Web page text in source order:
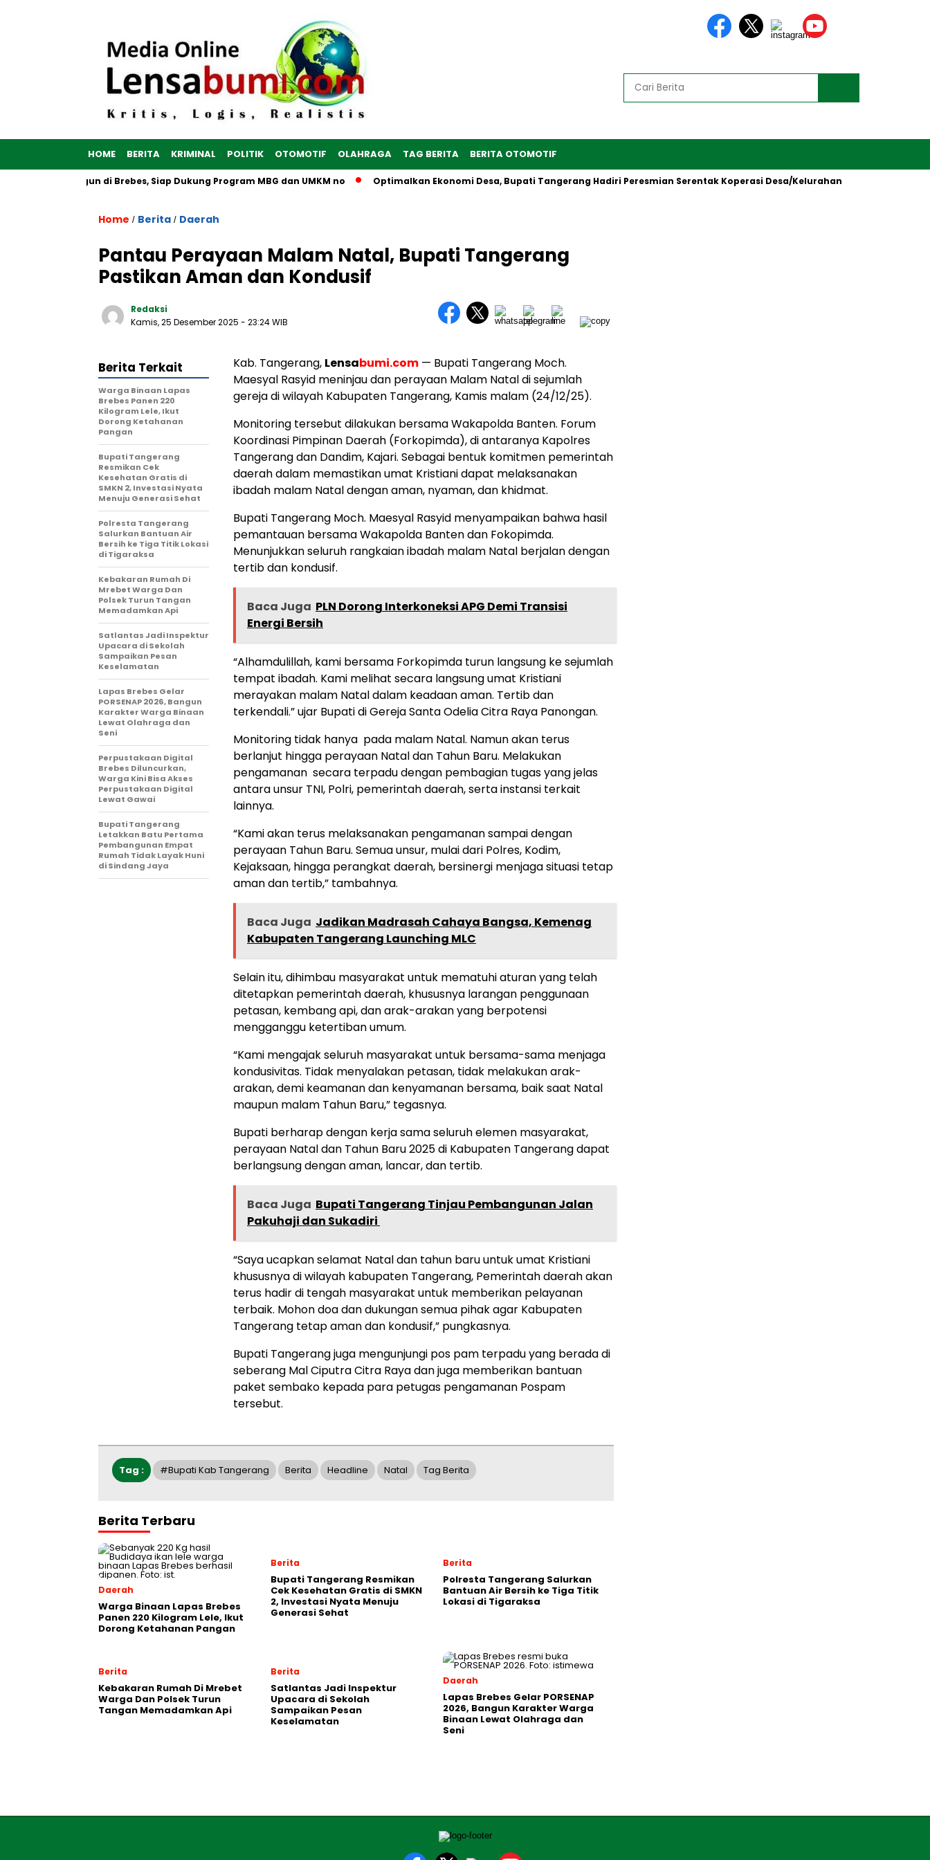
HOME BERITA KRIMINAL POLITIK OTOMOTIF OLAHRAGA TAG BERITA BERITA OTOMOTIF
Putih Dibangun di Brebes, Siap Dukung Program MBG dan UMKM no Optimalkan Ekonomi Desa, Bupati Tangerang Hadiri Peresmian Serentak Koperasi Desa/Kelurahan Merah Putih oleh
Home / Berita / Daerah
Pantau Perayaan Malam Natal, Bupati Tangerang
Pastikan Aman dan Kondusif
Redaksi
Kamis, 25 Desember 2025 - 23:24 WIB
Kab. Tangerang, Lensabumi.com — Bupati Tangerang Moch.
Maesyal Rasyid meninjau dan perayaan Malam Natal di sejumlah
gereja di wilayah Kabupaten Tangerang, Kamis malam (24/12/25).
Monitoring tersebut dilakukan bersama Wakapolda Banten. Forum
Koordinasi Pimpinan Daerah (Forkopimda), di antaranya Kapolres
Tangerang dan Dandim, Kajari. Sebagai bentuk komitmen pemerintah
daerah dalam memastikan umat Kristiani dapat melaksanakan
ibadah malam Natal dengan aman, nyaman, dan khidmat.
Bupati Tangerang Moch. Maesyal Rasyid menyampaikan bahwa hasil
pemantauan bersama Wakapolda Banten dan Fokopimda.
Menunjukkan seluruh rangkaian ibadah malam Natal berjalan dengan
tertib dan kondusif.
Baca Juga PLN Dorong Interkoneksi APG Demi Transisi
Energi Bersih
“Alhamdulillah, kami bersama Forkopimda turun langsung ke sejumlah
tempat ibadah. Kami melihat secara langsung umat Kristiani
merayakan malam Natal dalam keadaan aman. Tertib dan
terkendali.” ujar Bupati di Gereja Santa Odelia Citra Raya Panongan.
Monitoring tidak hanya pada malam Natal. Namun akan terus
berlanjut hingga perayaan Natal dan Tahun Baru. Melakukan
pengamanan secara terpadu dengan pembagian tugas yang jelas
antara unsur TNI, Polri, pemerintah daerah, serta instansi terkait
lainnya.
“Kami akan terus melaksanakan pengamanan sampai dengan
perayaan Tahun Baru. Semua unsur, mulai dari Polres, Kodim,
Kejaksaan, hingga perangkat daerah, bersinergi menjaga situasi tetap
aman dan tertib,” tambahnya.
Baca Juga Jadikan Madrasah Cahaya Bangsa, Kemenag
Kabupaten Tangerang Launching MLC
Selain itu, dihimbau masyarakat untuk mematuhi aturan yang telah
ditetapkan pemerintah daerah, khususnya larangan penggunaan
petasan, kembang api, dan arak-arakan yang berpotensi
mengganggu ketertiban umum.
“Kami mengajak seluruh masyarakat untuk bersama-sama menjaga
kondusivitas. Tidak menyalakan petasan, tidak melakukan arak-
arakan, demi keamanan dan kenyamanan bersama, baik saat Natal
maupun malam Tahun Baru,” tegasnya.
Bupati berharap dengan kerja sama seluruh elemen masyarakat,
perayaan Natal dan Tahun Baru 2025 di Kabupaten Tangerang dapat
berlangsung dengan aman, lancar, dan tertib.
Baca Juga Bupati Tangerang Tinjau Pembangunan Jalan
Pakuhaji dan Sukadiri ‎
“Saya ucapkan selamat Natal dan tahun baru untuk umat Kristiani
khususnya di wilayah kabupaten Tangerang, Pemerintah daerah akan
terus hadir di tengah masyarakat untuk memberikan pelayanan
terbaik. Mohon doa dan dukungan semua pihak agar Kabupaten
Tangerang tetap aman dan kondusif,” pungkasnya.
Bupati Tangerang juga mengunjungi pos pam terpadu yang berada di
seberang Mal Ciputra Citra Raya dan juga memberikan bantuan
paket sembako kepada para petugas pengamanan Pospam
tersebut.
Berita Terkait
Warga Binaan Lapas
Brebes Panen 220
Kilogram Lele, Ikut
Dorong Ketahanan
Pangan
‎Bupati Tangerang
Resmikan Cek
Kesehatan Gratis di
SMKN 2, Investasi Nyata
Menuju Generasi Sehat
Polresta Tangerang
Salurkan Bantuan Air
Bersih ke Tiga Titik Lokasi
di Tigaraksa
Kebakaran Rumah Di
Mrebet Warga Dan
Polsek Turun Tangan
Memadamkan Api
Satlantas Jadi Inspektur
Upacara di Sekolah
Sampaikan Pesan
Keselamatan
Lapas Brebes Gelar
PORSENAP 2026, Bangun
Karakter Warga Binaan
Lewat Olahraga dan
Seni
Perpustakaan Digital
Brebes Diluncurkan,
Warga Kini Bisa Akses
Perpustakaan Digital
Lewat Gawai
Bupati Tangerang
Letakkan Batu Pertama
Pembangunan Empat
Rumah Tidak Layak Huni
di Sindang Jaya
Tag : #Bupati Kab Tangerang Berita Headline Natal Tag Berita
Berita Terbaru
Daerah
Warga Binaan Lapas Brebes
Panen 220 Kilogram Lele, Ikut
Dorong Ketahanan Pangan
Berita
‎Bupati Tangerang Resmikan
Cek Kesehatan Gratis di SMKN
2, Investasi Nyata Menuju
Generasi Sehat
Berita
Polresta Tangerang Salurkan
Bantuan Air Bersih ke Tiga Titik
Lokasi di Tigaraksa
Berita
Kebakaran Rumah Di Mrebet
Warga Dan Polsek Turun
Tangan Memadamkan Api
Berita
Satlantas Jadi Inspektur
Upacara di Sekolah
Sampaikan Pesan
Keselamatan
Daerah
Lapas Brebes Gelar PORSENAP
2026, Bangun Karakter Warga
Binaan Lewat Olahraga dan
Seni